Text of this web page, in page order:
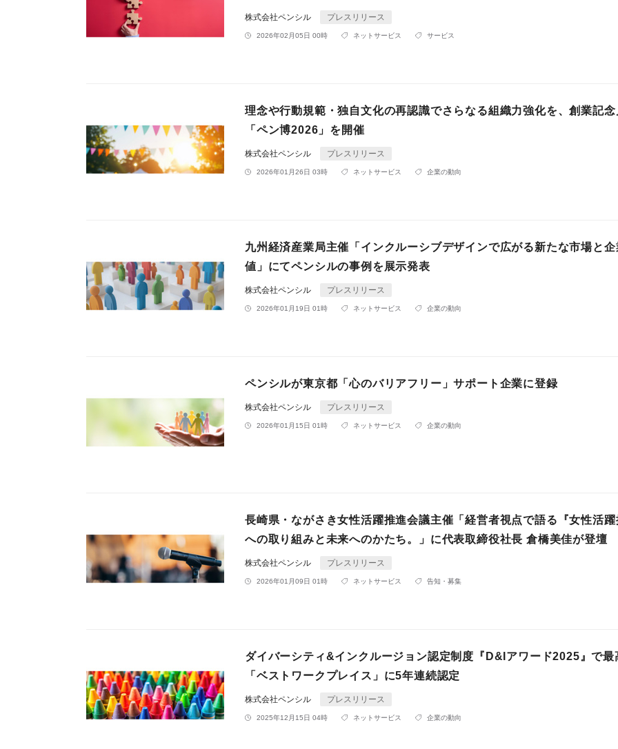
株式会社ペンシル プレスリリース
2026年02月05日 00時 ネットサービス サービス
理念や行動規範・独自文化の再認識でさらなる組織力強化を、創業記
「ペン博2026」を開催
株式会社ペンシル プレスリリース
2026年01月26日 03時 ネットサービス 企業の動向
九州経済産業局主催「インクルーシブデザインで広がる新たな市場と企
値」にてペンシルの事例を展示発表
株式会社ペンシル プレスリリース
2026年01月19日 01時 ネットサービス 企業の動向
ペンシルが東京都「心のバリアフリー」サポート企業に登録
株式会社ペンシル プレスリリース
2026年01月15日 01時 ネットサービス 企業の動向
長崎県・ながさき女性活躍推進会議主催「経営者視点で語る『女性活
への取り組みと未来へのかたち。」に代表取締役社長 倉橋美佳が登壇
株式会社ペンシル プレスリリース
2026年01月09日 01時 ネットサービス 告知・募集
ダイバーシティ&インクルージョン認定制度『D&Iアワード2025』で最
「ベストワークプレイス」に5年連続認定
株式会社ペンシル プレスリリース
2025年12月15日 04時 ネットサービス 企業の動向